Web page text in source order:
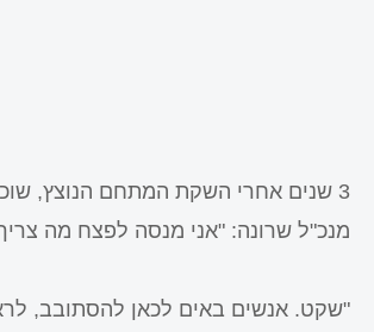
3 שנים אחרי השקת המתחם הנוצץ,
מנכ"ל שרונה: "אני מנסה לפצח מה
"שקט. אנשים באים לכאן להסתובב,